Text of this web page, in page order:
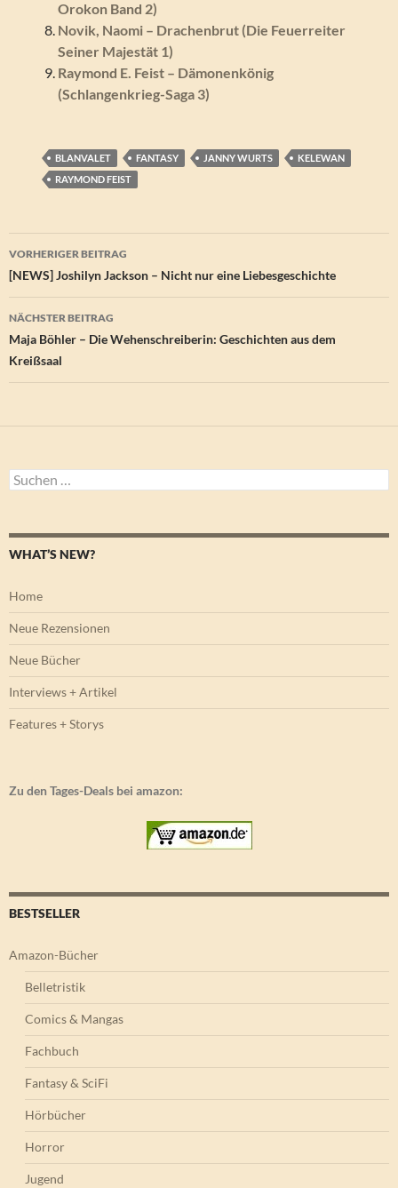
Orokon Band 2)
Novik, Naomi – Drachenbrut (Die Feuerreiter
Seiner Majestät 1)
Raymond E. Feist – Dämonenkönig
(Schlangenkrieg-Saga 3)
BLANVALET FANTASY JANNY WURTS
KELEWAN
RAYMOND FEIST
Beitragsnavigation
VORHERIGER BEITRAG
[NEWS] Joshilyn Jackson – Nicht nur eine Liebesgeschichte
NÄCHSTER BEITRAG
Maja Böhler – Die Wehenschreiberin: Geschichten aus dem
Kreißsaal
Suchen
nach:
WHAT’S NEW?
Home
Neue Rezensionen
Neue Bücher
Interviews + Artikel
Features + Storys
Zu den Tages-Deals bei amazon:
BESTSELLER
Amazon-Bücher
Belletristik
Comics & Mangas
Fachbuch
Fantasy & SciFi
Hörbücher
Horror
Jugend